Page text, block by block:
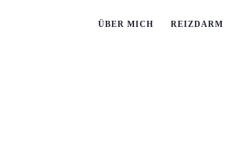
ÜBER MICH REIZDARM